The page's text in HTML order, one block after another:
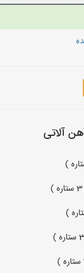
آلاتی